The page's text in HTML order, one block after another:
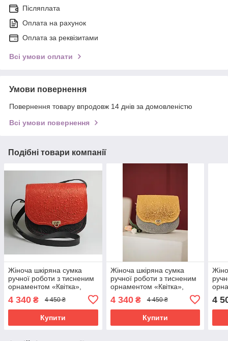
Післяплата
Оплата на рахунок
Оплата за реквізитами
Всі умови оплати
Умови повернення
Повернення товару впродовж 14 днів за домовленістю
Всі умови повернення
Подібні товари компанії
Жіноча шкіряна сумка
ручної роботи з тисненим
орнаментом «Квітка»,
червоно-чорного кольору ,
23*26*10 см
4 340 ₴ 4 450 ₴
Купити
Жіноча шкіряна сумка
ручної роботи з тисненим
орнаментом «Квітка»,
23*26*10 см
4 340₴ 4 450 ₴
Купити
4